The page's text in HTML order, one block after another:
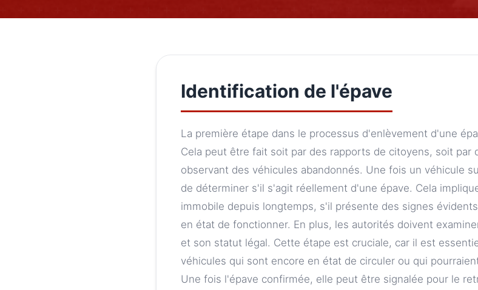
Identification de l'épave
La première étape dans le processus d'enlèvement d'une
Cela peut être fait soit par des rapports de citoyens, soit par
observant des véhicules abandonnés. Une fois un véhicule
de déterminer s'il s'agit réellement d'une épave. Cela
immobile depuis longtemps, s'il présente des signes
en état de fonctionner. En plus, les autorités doivent
et son statut légal. Cette étape est cruciale, car il est
véhicules qui sont encore en état de circuler ou qui
Une fois l'épave confirmée, elle peut être signalée pour le